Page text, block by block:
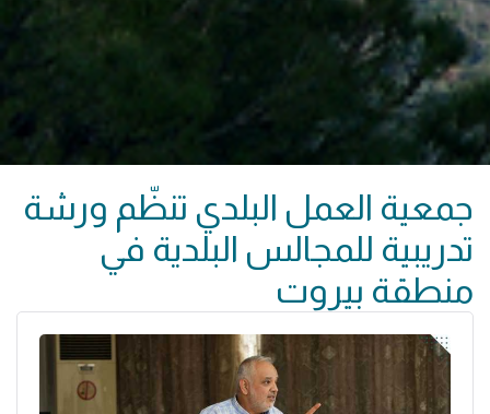
جمعية العمل البلدي تنظّم ورشة
تدريبية للمجالس البلدية في
منطقة بيروت